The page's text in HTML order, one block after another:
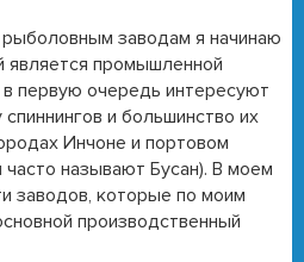
заводам я начинаю
является промышленной
первую очередь интересуют
и большинство их
Инчоне и портовом
называют Бусан). В моем
заводов, которые по моим
производственный